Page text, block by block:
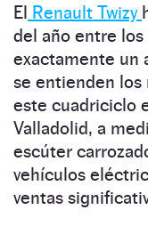
El Renault Twizy
del año entre
exactamente un
se entienden los
este cuadriciclo
Valladolid, a
escúter
vehículos
ventas